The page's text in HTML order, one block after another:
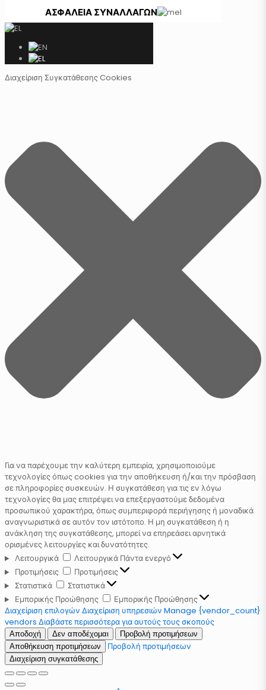
ΑΣΦΑΛΕΙΑ ΣΥΝΑΛΛΑΓΩΝ
Διαχείριση Συγκατάθεσης Cookies
Για να παρέχουμε την καλύτερη εμπειρία, χρησιμοποιούμε
τεχνολογίες όπως cookies για την αποθήκευση ή/και την πρόσβαση
σε πληροφορίες συσκευών. Η συγκατάθεση για τις εν λόγω
τεχνολογίες θα μας επιτρέψει να επεξεργαστούμε δεδομένα
προσωπικού χαρακτήρα, όπως συμπεριφορά περιήγησης ή μοναδικά
αναγνωριστικά σε αυτόν τον ιστότοπο. Η μη συγκατάθεση ή η
ανάκληση της συγκατάθεσης, μπορεί να επηρεάσει αρνητικά
ορισμένες λειτουργίες και δυνατότητες.
Λειτουργικά
Λειτουργικά Πάντα ενεργό
Προτιμήσεις
Προτιμήσεις
Στατιστικά
Στατιστικά
Εμπορικής Προώθησης
Εμπορικής Προώθησης
Διαχείριση επιλογών Διαχείριση υπηρεσιών Manage {vendor_count}
vendors Διαβάστε περισσότερα για αυτούς τους σκοπούς
Αποδοχή Δεν αποδέχομαι
Προβολή προτιμήσεων
Αποθήκευση προτιμήσεων
Προβολή προτιμήσεων
Διαχείριση συγκατάθεσης